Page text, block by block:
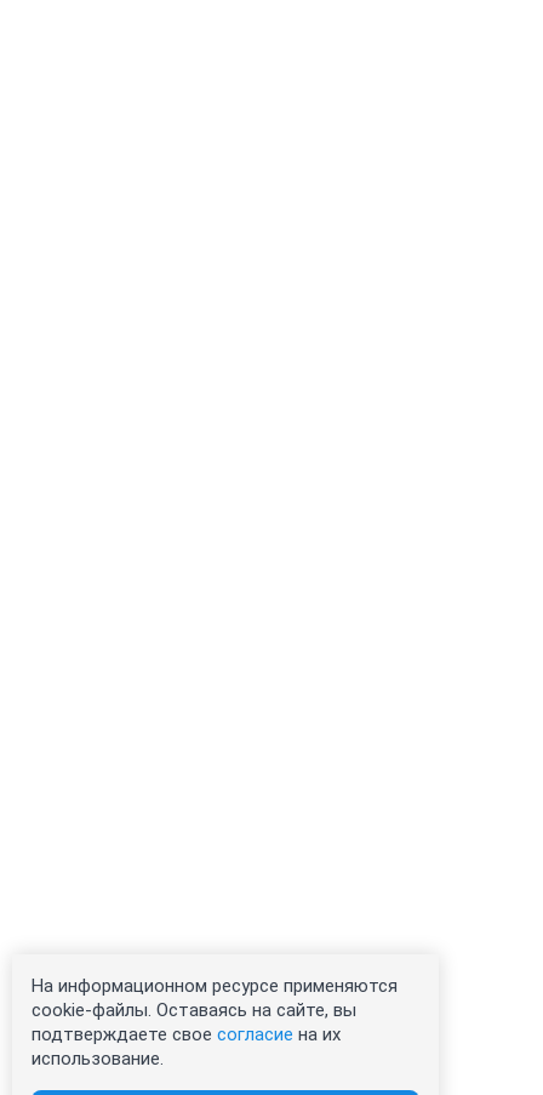
На информационном ресурсе применяются
cookie-файлы. Оставаясь на сайте, вы
подтверждаете свое согласие на их
использование.